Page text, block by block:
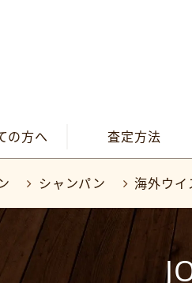
の方へ 査定方法
シャンパン 海外ウイ